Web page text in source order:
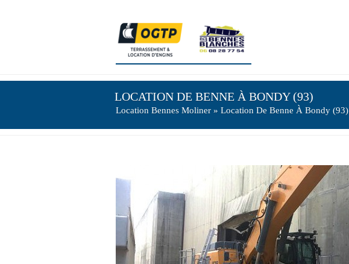
LOCATION DE BENNE À BONDY (93)
Location Bennes Moliner » Location De Benne À Bondy (93)